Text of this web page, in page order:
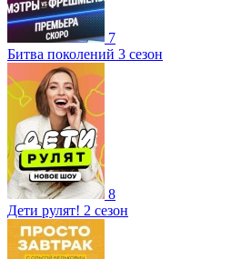
7
Битва поколений 3 сезон
8
Дети рулят! 2 сезон